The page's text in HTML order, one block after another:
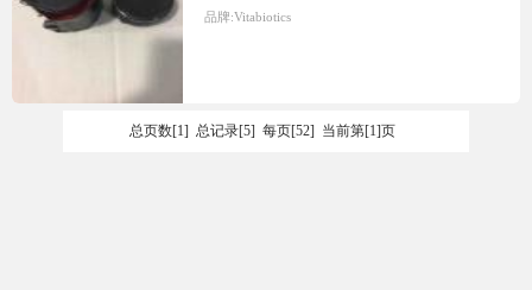
品牌:Vitabiotics
总页数[1] 总记录[5] 每页[52] 当前第[1]页